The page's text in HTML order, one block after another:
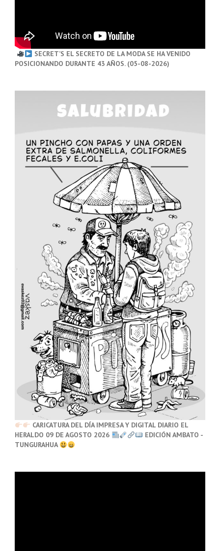
SECRET’S EL SECRETO DE LA MODA SE HA VENIDO
POSICIONANDO DURANTE 43 AÑOS. (05-08-2026)
CARICATURA DEL DÍA IMPRESA Y DIGITAL DIARIO EL
HERALDO 09 DE AGOSTO 2026
EDICIÓN AMBATO -
TUNGURAHUA